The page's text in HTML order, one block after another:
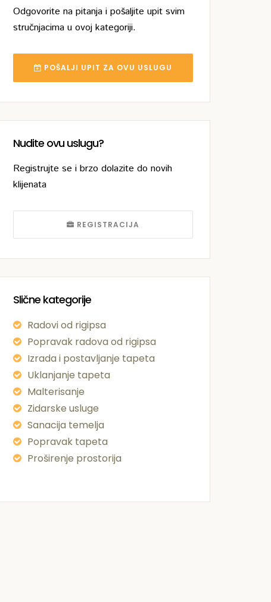
Odgovorite na pitanja i pošaljite upit svim
stručnjacima u ovoj kategoriji.
POŠALJI UPIT ZA OVU USLUGU
Nudite ovu uslugu?
Registrujte se i brzo dolazite do novih
klijenata
REGISTRACIJA
Slične kategorije
Radovi od rigipsa
Popravak radova od rigipsa
Izrada i postavljanje tapeta
Uklanjanje tapeta
Malterisanje
Zidarske usluge
Sanacija temelja
Popravak tapeta
Proširenje prostorija